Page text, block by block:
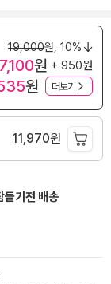
19,000원, 10%
원 + 950원
원 더보기
11,970원
들기전 배송